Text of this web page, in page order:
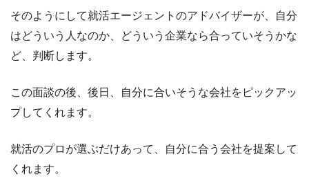
そのようにして就活エージェントのアドバイザーが、自分
はどういう人なのか、どういう企業なら合っていそうかな
ど、判断します。
この面談の後、後日、自分に合いそうな会社をピックアッ
プしてくれます。
就活のプロが選ぶだけあって、自分に合う会社を提案して
くれます。